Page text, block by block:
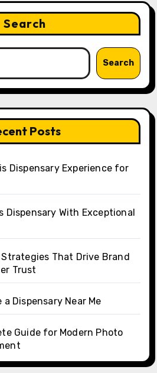
Search
Search
Posts
Dispensary Experience for
Dispensary With Exceptional
That Drive Brand
Trust
Dispensary Near Me
Guide for Modern Photo